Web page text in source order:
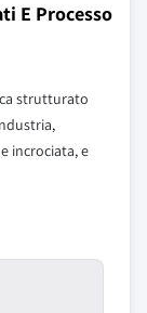
E Processo
strutturato
incrociata, e